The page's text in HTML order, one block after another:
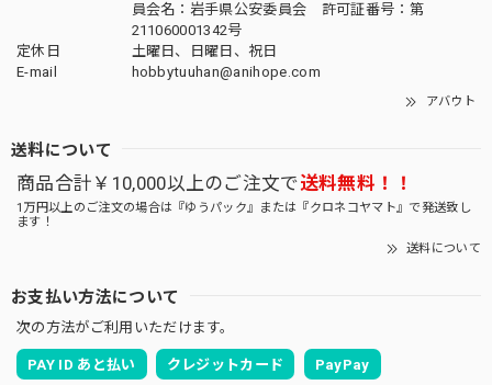
員会名：岩手県公安委員会 許可証番号：第
211060001342号
定休日
土曜日、日曜日、祝日
E-mail
hobbytuuhan@anihope.com
アバウト
送料について
商品合計￥10,000以上のご注文で送料無料！！
1万円以上のご注文の場合は『ゆうパック』または『クロネコヤマト』で発送致し
ます！
送料について
お支払い方法について
次の方法がご利用いただけます。
PAY ID あと払い クレジットカード PayPay